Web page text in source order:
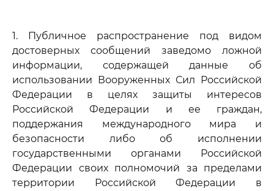
1. Публичное распространение под видом
достоверных сообщений заведомо ложной
информации, содержащей данные об
использовании Вооруженных Сил Российской
Федерации в целях защиты интересов
Российской Федерации и ее граждан,
поддержания международного мира и
безопасности либо об исполнении
государственными органами Российской
Федерации своих полномочий за пределами
территории Российской Федерации в